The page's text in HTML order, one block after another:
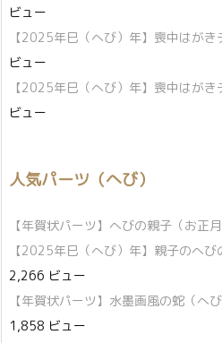
ビュー
【2025年巳（へび）年】喪中はが
ビュー
【2025年巳（へび）年】喪中はが
ビュー
人気パーツ（へび）
【年賀状パーツ】へびの親子（お正月
【2025年巳（へび）年】親子のへび
2,266 ビュー
【年賀状パーツ】水墨画風の蛇（へ
1,858 ビュー